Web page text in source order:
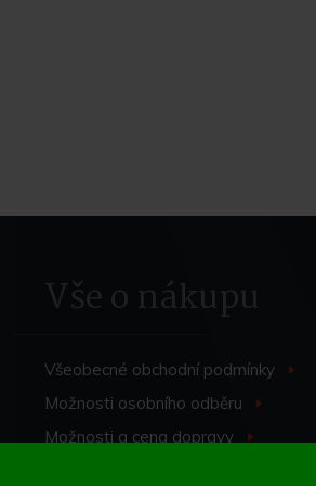
Vše o nákupu
Všeobecné obchodní podmínky
Možnosti osobního odběru
Možnosti a cena dopravy
>